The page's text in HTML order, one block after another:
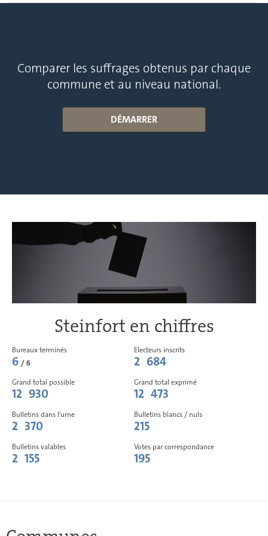
Comparer les suffrages obtenus par chaque
commune et au niveau national.
DÉMARRER
Steinfort en chiffres
Bureaux terminés
6 / 6
Electeurs inscrits
2 684
Grand total possible
12 930
Grand total exprimé
12 473
Bulletins dans l'urne
2 370
Bulletins blancs / nuls
215
Bulletins valables
2 155
Votes par correspondance
195